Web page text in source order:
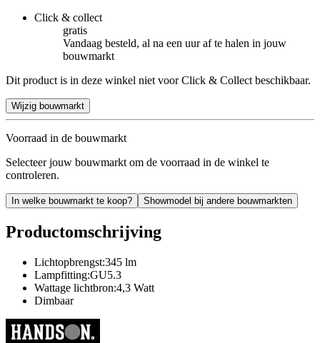
Click & collect
gratis
Vandaag besteld, al na een uur af te halen in jouw
bouwmarkt
Dit product is in deze winkel niet voor Click & Collect beschikbaar.
Wijzig bouwmarkt
Voorraad in de bouwmarkt
Selecteer jouw bouwmarkt om de voorraad in de winkel te
controleren.
In welke bouwmarkt te koop? Showmodel bij andere bouwmarkten
Productomschrijving
Lichtopbrengst:345 lm
Lampfitting:GU5.3
Wattage lichtbron:4,3 Watt
Dimbaar